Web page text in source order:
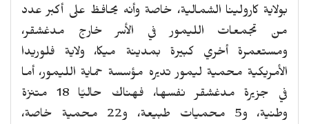
بولاية كارولينا الشمالية، خاصة وأنه يحافظ على أكبر عدد
من تجمعات الليمور في الأسر خارج مدغشقر،
ومستعمرة أخري كبيرة بمدينة ميكا، ولاية فلوريدا
الأمريكية محمية ليمور تديره مؤسسة حماية الليمور، أما
في جزيرة مدغشقر نفسها، فهناك حاليًا 18 متنزة
وطنية، و5 محميات طبيعة، و22 محمية خاصة،